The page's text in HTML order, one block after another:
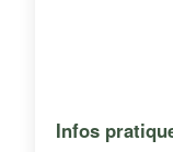
Infos